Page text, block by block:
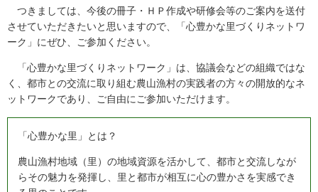
つきましては、今後の冊子・ＨＰ作成や研修会等のご案内を送付
させていただきたいと思いますので、「心豊かな里づくりネットワ
ーク」にぜひ、ご参加ください。
「心豊かな里づくりネットワーク」は、協議会などの組織ではな
く、都市との交流に取り組む農山漁村の実践者の方々の開放的なネ
ットワークであり、ご自由にご参加いただけます。
「心豊かな里」とは？
農山漁村地域（里）の地域資源を活かして、都市と交流しなが
らその魅力を発揮し、里と都市が相互に心の豊かさを実感でき